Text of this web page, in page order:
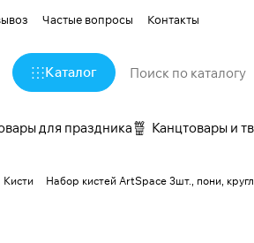
Частые вопросы Контакты
Каталог
для праздника Канцтовары и
Кисти Набор кистей ArtSpace 3шт., пони,